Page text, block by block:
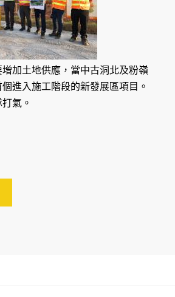
加土地供應，當中古洞北及粉嶺
進入施工階段的新發展區項目。
氣。